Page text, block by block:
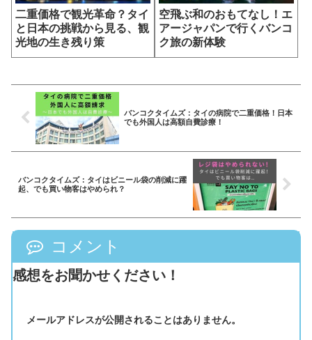
二重価格で観光革命？タイ
と日本の挑戦から見る、観
光地の生き残り策
空飛ぶ和のおもてなし！エ
アージャパンで行くバンコ
ク旅の新体験
バンコクタイムズ：タイの病院で二重価格！日本
でも外国人は高額自費診療！
バンコクタイムズ：タイはビニール袋の削減に躍
起、でも買い物客はやめられ？
コメント
感想をお聞かせください！
メールアドレスが公開されることはありません。